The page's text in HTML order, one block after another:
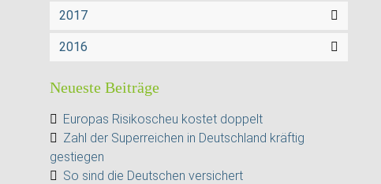
2017
2016
Neueste Beiträge
Europas Risikoscheu kostet doppelt
Zahl der Superreichen in Deutschland kräftig
gestiegen
So sind die Deutschen versichert